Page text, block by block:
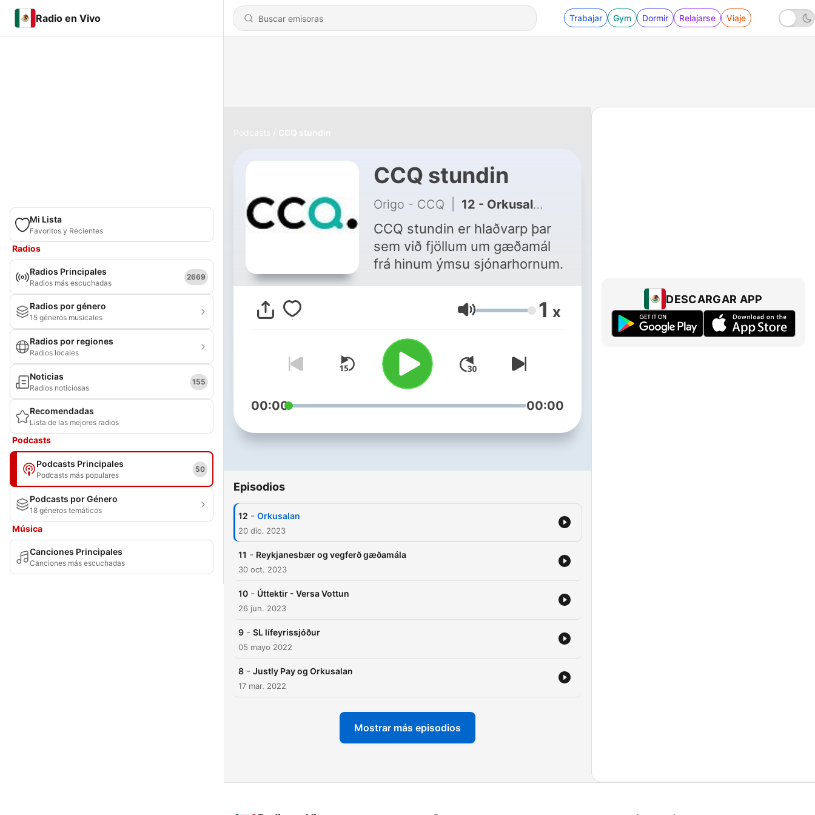
Radio en Vivo Trabajar Gym Dormir Relajarse Viaje
Mi Lista
Favoritos y Recientes
Radios
Radios Principales
Radios más escuchadas
2669
Radios por género
15 géneros musicales
Radios por regiones
Radios locales
Noticias
Radios noticiosas
155
Recomendadas
Lista de las mejores radios
Podcasts
Podcasts Principales
Podcasts más populares
50
Podcasts por Género
18 géneros temáticos
Música
Canciones Principales
Canciones más escuchadas
Podcasts CCQ stundin
CCQ stundin
Origo - CCQ 12 - Orkusalan
CCQ stundin er hlaðvarp þar
sem við fjöllum um gæðamál
frá hinum ýmsu sjónarhornum.
Volumen 1 x
00:00 00:00
Episodios
12 - Orkusalan
20 dic. 2023
11 - Reykjanesbær og vegferð gæðamála
30 oct. 2023
10 - Úttektir - Versa Vottun
26 jun. 2023
9 - SL lífeyrissjóður
05 mayo 2022
8 - Justly Pay og Orkusalan
17 mar. 2022
Mostrar más episodios
DESCARGAR APP